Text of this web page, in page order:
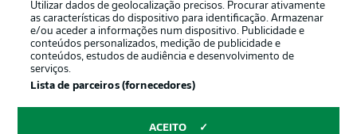
Utilizar dados de geolocalização precisos. Procurar ativamente
as características do dispositivo para identificação. Armazenar
e/ou aceder a informações num dispositivo. Publicidade e
conteúdos personalizados, medição de publicidade e
conteúdos, estudos de audiência e desenvolvimento de
serviços.
Lista de parceiros (fornecedores)
ACEITO